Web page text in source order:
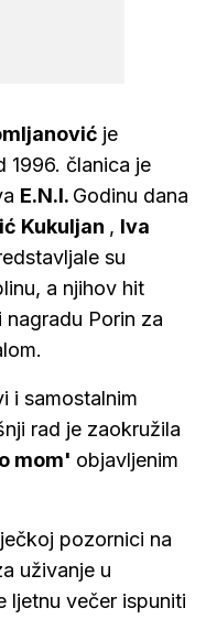
je
1996. članica je
E.N.I. Godinu dana
Kukuljan , Iva
su
a njihov hit
nagradu Porin za
i samostalnim
rad je zaokružila
mom' objavljenim
pozornici na
uživanje u
ljetnu večer ispuniti